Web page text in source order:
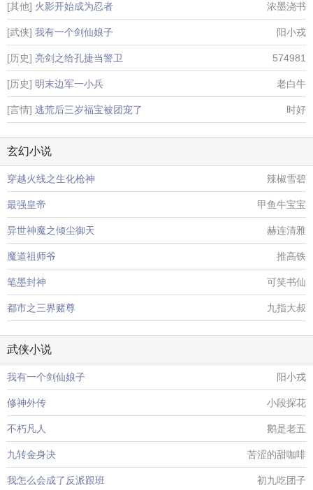
[其他] 火影开始成为忍者 浓墨浇书
[武侠] 我有一个剑仙娘子 阳小戎
[历史] 亮剑之给孔捷当警卫 574981
[历史] 明末边军一小兵 老白牛
[言情] 逃荒后三岁福宝被团宠了 时好
玄幻小说
穿越火线之生化枪神 辣椒雪碧
最强皇帝 甲鱼牛宝宝
异世神魔之倾尘御天 赫连清雅
魔道祖师爷 推高铁
笔墨封神 可笑书仙
都市之三界赌尊 九指大叔
武侠小说
我有一个剑仙娘子 阳小戎
修神外传 小段探花
不朽凡人 鹅是老五
九转金身决 苦涩的甜咖啡
我怎么会成了反派跟班 初九吃团子